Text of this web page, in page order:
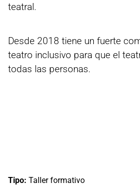
teatral.
Desde 2018 tiene un fuerte
teatro inclusivo para que el
todas las personas.
Tipo: Taller formativo